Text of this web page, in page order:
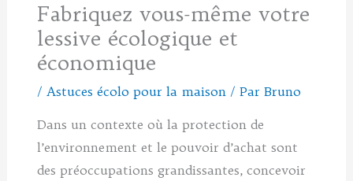
Fabriquez vous-même votre
lessive écologique et
économique
/Astuces écolo pour la maison / ParBruno
Dans un contexte où la protection de
l’environnement et le pouvoir d’achat sont
des préoccupations grandissantes, concevoir